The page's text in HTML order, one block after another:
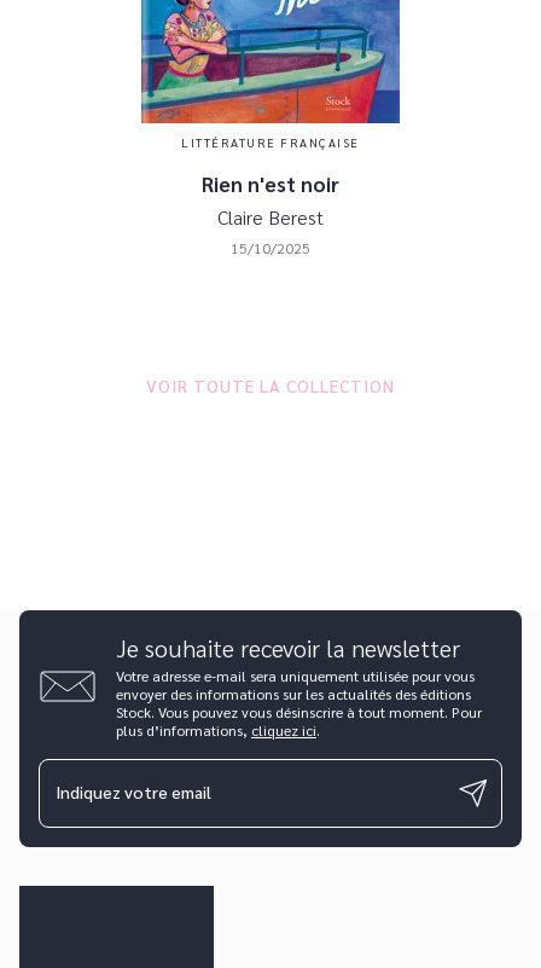
LITTÉRATURE FRANÇAISE
Rien n'est noir
Claire Berest
15/10/2025
VOIR TOUTE LA COLLECTION
Je souhaite recevoir la newsletter
Votre adresse e-mail sera uniquement utilisée pour vous
envoyer des informations sur les actualités des éditions
Stock. Vous pouvez vous désinscrire à tout moment. Pour
plus d’informations, cliquez ici.
Indiquez votre email